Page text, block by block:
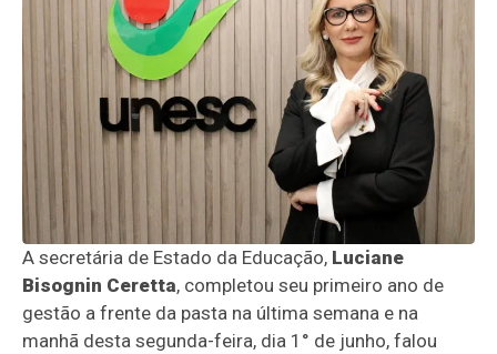
A secretária de Estado da Educação, Luciane
Bisognin Ceretta, completou seu primeiro ano de
gestão a frente da pasta na última semana e na
manhã desta segunda-feira, dia 1° de junho, falou